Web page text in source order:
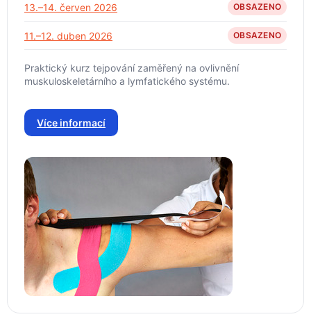
13.–14. červen 2026 OBSAZENO
11.–12. duben 2026 OBSAZENO
Praktický kurz tejpování zaměřený na ovlivnění
muskuloskeletárního a lymfatického systému.
Více informací